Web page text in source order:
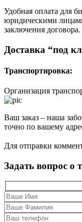
Удобная оплата для
юридическими
заключения договора.
Доставка “под
Транспортировка:
Организация
Ваш заказ – наша
точно по вашему
Для отправки
Задать вопрос о